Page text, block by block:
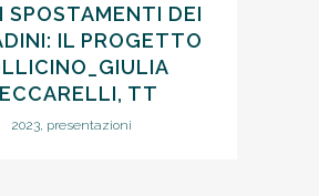
SPOSTAMENTI DEI
IL PROGETTO
TT
2023, presentazioni